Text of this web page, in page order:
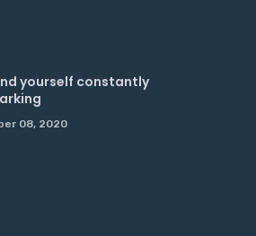
yourself constantly
08, 2020